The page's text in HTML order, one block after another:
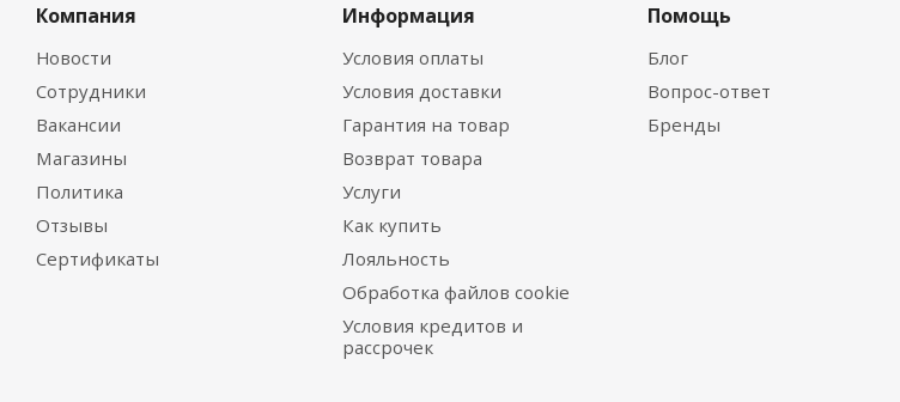
Компания
Новости
Сотрудники
Вакансии
Магазины
Политика
Отзывы
Сертификаты
Информация
Условия оплаты
Условия доставки
Гарантия на товар
Возврат товара
Услуги
Как купить
Лояльность
Обработка файлов cookie
Условия кредитов и
рассрочек
Помощь
Блог
Вопрос-ответ
Бренды